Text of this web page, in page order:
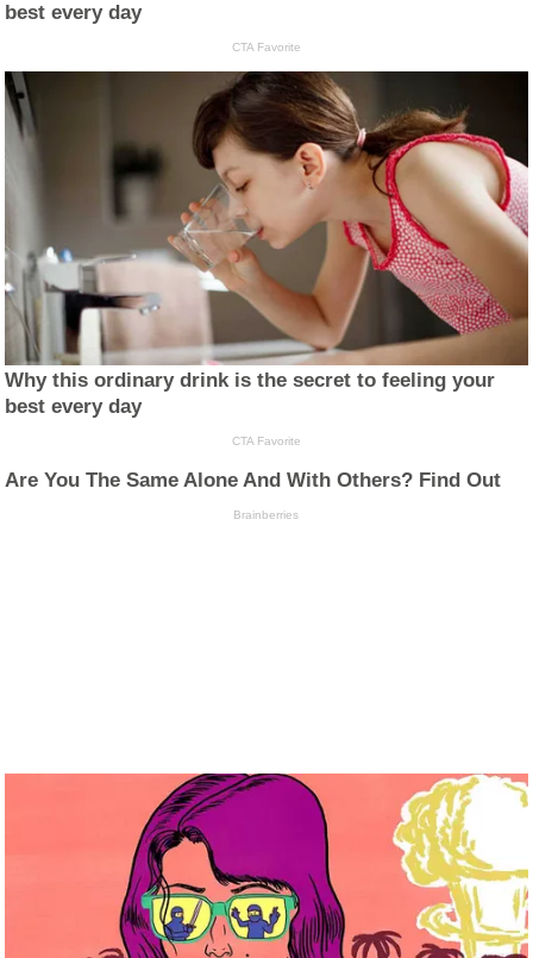
best every day
CTA Favorite
Why this ordinary drink is the secret to feeling your
best every day
CTA Favorite
Are You The Same Alone And With Others? Find Out
Brainberries